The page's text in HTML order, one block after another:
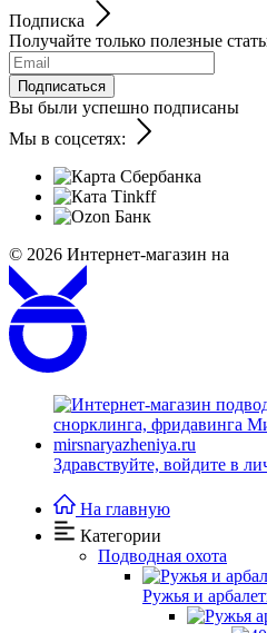
Подписка
Получайте только полезные
Подписаться
Вы были успешно подписаны
Мы в соцсетях:
© 2026 Интернет-магазин на
Здравствуйте, войдите в
На главную
Категории
Подводная охота
Ружья и